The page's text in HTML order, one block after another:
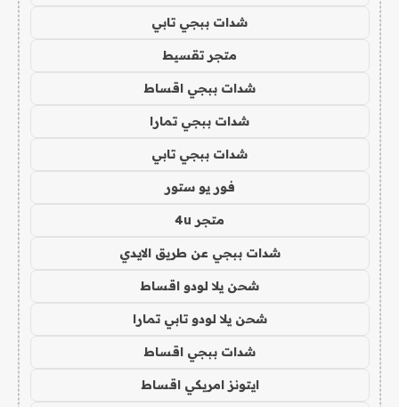
شدات ببجي تابي
متجر تقسيط
شدات ببجي اقساط
شدات ببجي تمارا
شدات ببجي تابي
فور يو ستور
متجر 4u
شدات ببجي عن طريق الايدي
شحن يلا لودو اقساط
شحن يلا لودو تابي تمارا
شدات ببجي اقساط
ايتونز امريكي اقساط